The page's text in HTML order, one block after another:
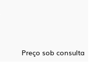
Preço sob consulta